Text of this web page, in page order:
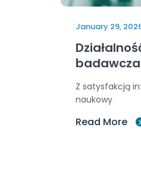
January 29,
badawcza
Z satysfakcją
naukowy
Read More